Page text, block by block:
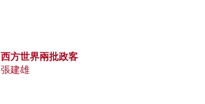
西方世界兩批政客
張建雄